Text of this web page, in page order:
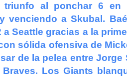
triunfo al ponchar 6 en
venciendo a Skubal.
Seattle gracias a la
sólida ofensiva de
de la pelea entre Jorge
Los Giants